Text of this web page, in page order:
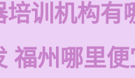
培训机构有
福州哪里